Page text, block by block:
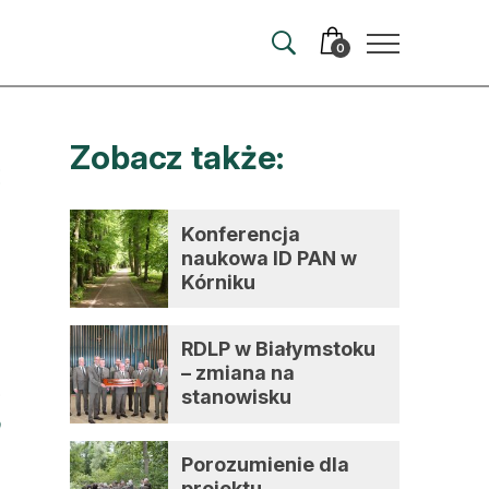
0
Zobacz także:
Konferencja
naukowa ID PAN w
Kórniku
RDLP w Białymstoku
– zmiana na
stanowisku
Porozumienie dla